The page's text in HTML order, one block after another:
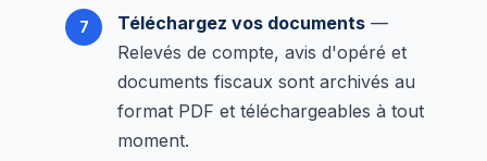
Téléchargez vos documents —
Relevés de compte, avis d'opéré et
documents fiscaux sont archivés au
format PDF et téléchargeables à tout
moment.